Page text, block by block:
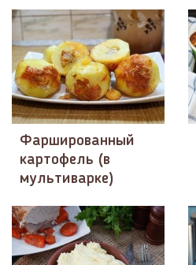
Фаршированный
картофель (в
мультиварке)